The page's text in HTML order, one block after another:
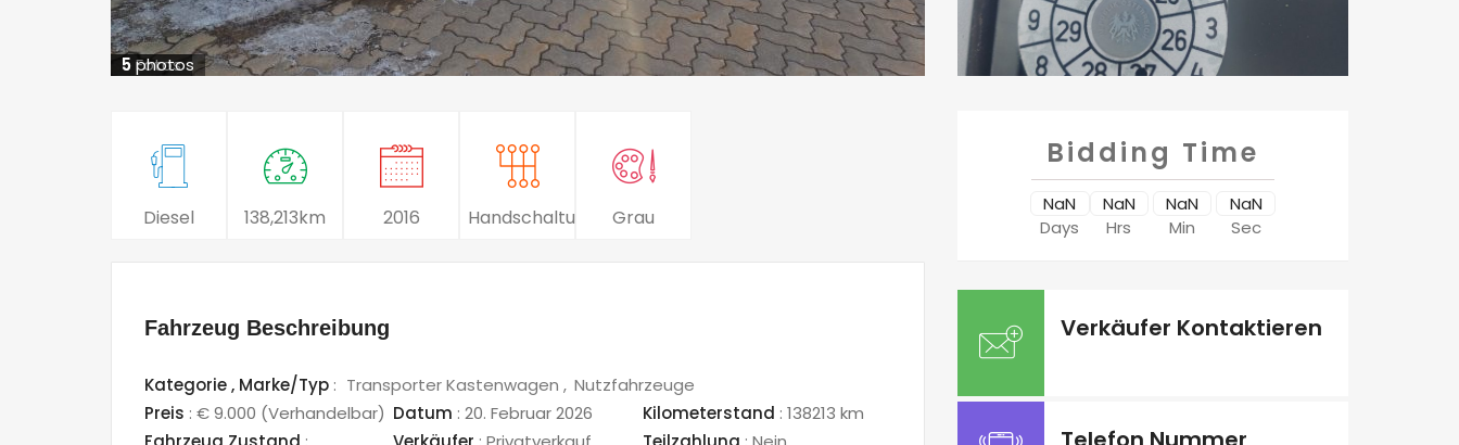
5Fotos
5photos
Diesel 138,213km 2016 Handschaltung Grau
Fahrzeug Beschreibung
Kategorie , Marke/Typ : Transporter Kastenwagen
Nutzfahrzeuge
Preis : € 9.000 (Verhandelbar) Datum : 20. Februar 2026 Kilometerstand : 138213 km
Bidding Time
NaN
Days
NaN
Hrs
NaN
Min
NaN
Sec
Verkäufer Kontaktieren